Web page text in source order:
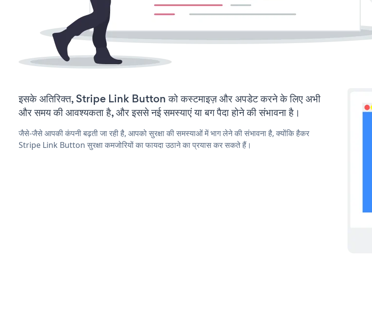
इसके अतिरिक्त, Stripe Link Button को कस्टमाइज़ और अपडेट करने के लिए अभी
और समय की आवश्यकता है, और इससे नई समस्याएं या बग पैदा होने की संभावना है।
जैसे-जैसे आपकी कंपनी बढ़ती जा रही है, आपको सुरक्षा की समस्याओं में भाग लेने की संभावना है, क्योंकि हैकर
Stripe Link Button सुरक्षा कमजोरियों का फायदा उठाने का प्रयास कर सकते हैं।